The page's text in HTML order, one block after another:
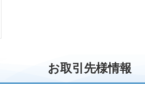
お取引先様情報